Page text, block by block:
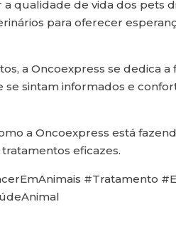
qualidade de vida dos pets
para oferecer
a Oncoexpress se dedica
sintam informados e
a Oncoexpress está
eficazes.
#Tratamento